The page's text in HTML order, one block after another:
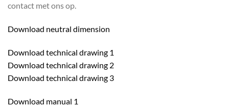
contact met ons op.
Download neutral dimension
Download technical drawing 1
Download technical drawing 2
Download technical drawing 3
Download manual 1